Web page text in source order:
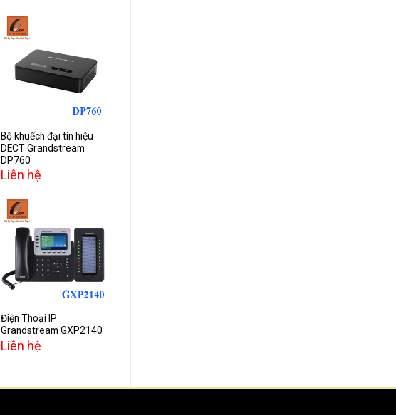
Add to
wishlist
Bộ khuếch đại tín hiệu
DECT Grandstream
DP760
Liên hệ
Add to
wishlist
Điện Thoại IP
Grandstream GXP2140
Liên hệ